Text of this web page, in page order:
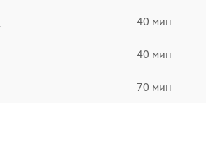
40 мин
40 мин
70 мин